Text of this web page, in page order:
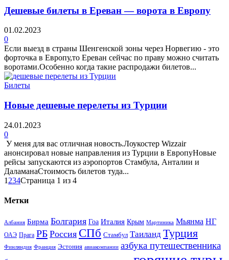
Дешевые билеты в Ереван — ворота в Европу
01.02.2023
0
Если выезд в страны Шенгенской зоны через Норвегию - это
форточка в Европу,то Ереван сейчас по праву можно считать
воротами.Особенно когда такие распродажи билетов...
Билеты
Новые дешевые перелеты из Турции
24.01.2023
0
У меня для вас отличная новость.Лоукостер Wizzair
анонсировал новые направления из Турции в ЕвропуНовые
рейсы запускаются из аэропортов Стамбула, Анталии и
ДаламанаСтоимость билетов туда...
1 234Страница 1 из 4
Метки
Албания Бирма Болгария Гоа Италия Крым Мартиника Мьянма НГ
ОАЭ Прага РБ Россия СПб Стамбул Таиланд Турция
Финляндия Франция Эстония авиакомпании азбука путешественника